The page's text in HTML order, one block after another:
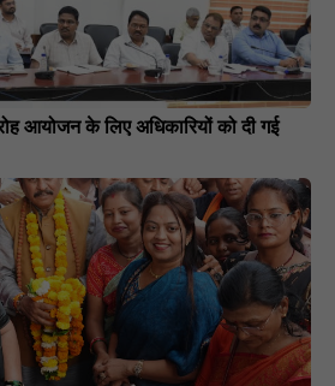
आयोजन के लिए अधिकारियों को दी गई